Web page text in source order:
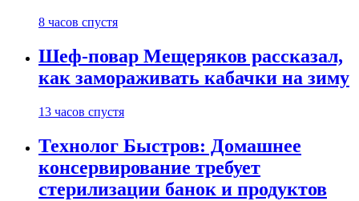
8 часов спустя
Шеф-повар Мещеряков рассказал,
как замораживать кабачки на зиму
13 часов спустя
Технолог Быстров: Домашнее
консервирование требует
стерилизации банок и продуктов